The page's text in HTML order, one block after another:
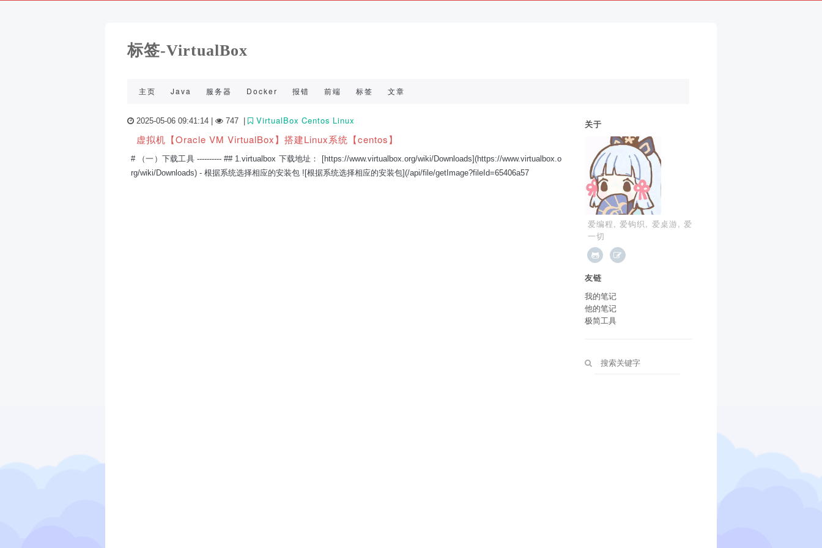
标签-VirtualBox
主页 Java 服务器 Docker 报错 前端 标签 文章
2025-05-06 09:41:14 | 747 VirtualBox Centos Linux
虚拟机【Oracle VM VirtualBox】搭建Linux系统【centos】
# （一）下载工具 ---------- ## 1.virtualbox 下载地址： [https://www.virtualbox.org/wiki/Downloads](https://www.virtualbox.o
rg/wiki/Downloads) - 根据系统选择相应的安装包 ![根据系统选择相应的安装包](/api/file/getImage?fileId=65406a57
关于
爱编程, 爱钩织, 爱桌游, 爱
一切
友链
我的笔记
他的笔记
极简工具